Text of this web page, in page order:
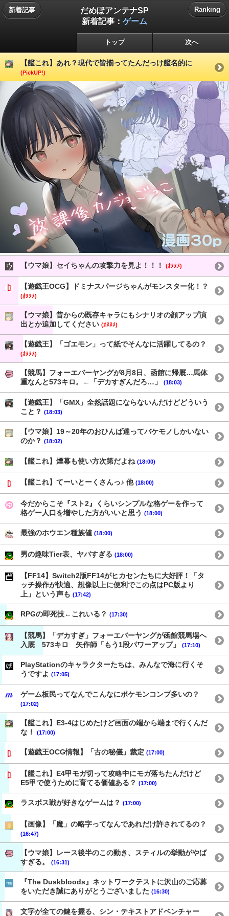
新着記事
だめぽアンテナSP
新着記事： ゲーム
Ranking
トップ 次へ
【艦これ】あれ？現代で皆揃ってたんだっけ艦名的に
(PickUP!)
【ウマ娘】セイちゃんの攻撃力を見よ！！！ (ｵﾇﾇﾒ)
【遊戯王OCG】ドミナスパージちゃんがモンスター化！？
(ｵﾇﾇﾒ)
【ウマ娘】昔からの既存キャラにもシナリオの顔アップ演
出とか追加してください (ｵﾇﾇﾒ)
【遊戯王】「ゴエモン」って紙でそんなに活躍してるの？
(ｵﾇﾇﾒ)
【競馬】フォーエバーヤングが8月8日、函館に帰厩…馬体
重なんと573キロ。←「デカすぎんだろ…」
(18:03)
【遊戯王】「GMX」全然話題にならないんだけどどういう
こと？ (18:03)
【ウマ娘】19～20年のおひんば達ってバケモノしかいない
のか？ (18:02)
【艦これ】煙幕も使い方次第だよね (18:00)
【艦これ】てーいとーくさんっ♪ 他 (18:00)
今だからこそ『スト2』くらいシンプルな格ゲーを作って
格ゲー人口を増やした方がいいと思う (18:00)
最強のホウエン種族値 (18:00)
男の趣味Tier表、ヤバすぎる (18:00)
【FF14】Switch2版FF14がヒカセンたちに大好評！「タ
ッチ操作が快適、想像以上に便利でこの点はPC版より
上」という声も (17:42)
RPGの即死技←これいる？ (17:30)
【競馬】「デカすぎ」フォーエバーヤングが函館競馬場へ
入厩 573キロ 矢作師「もう1段パワーアップ」
(17:10)
PlayStationのキャラクターたちは、みんなで海に行くそ
うですよ (17:05)
ゲーム板民ってなんでこんなにポケモンコンプ多いの？
(17:02)
【艦これ】E3-4はじめたけど画面の端から端まで行くんだ
な！
(17:00)
【遊戯王OCG情報】「古の秘儀」裁定 (17:00)
【艦これ】E4甲モガ切って攻略中にモガ落ちたんだけど
E5甲で使うために育てる価値ある？ (17:00)
ラスボス戦が好きなゲームは？ (17:00)
【画像】「魔」の略字ってなんであれだけ許されてるの？
(16:47)
【ウマ娘】レース後半のこの動き、スティルの挙動がやば
すぎる。
(16:31)
『The Duskbloods』ネットワークテストに沢山のご応募
をいただき誠にありがとうございました (16:30)
文字が全ての鍵を握る、シン・テキストアドベンチャー